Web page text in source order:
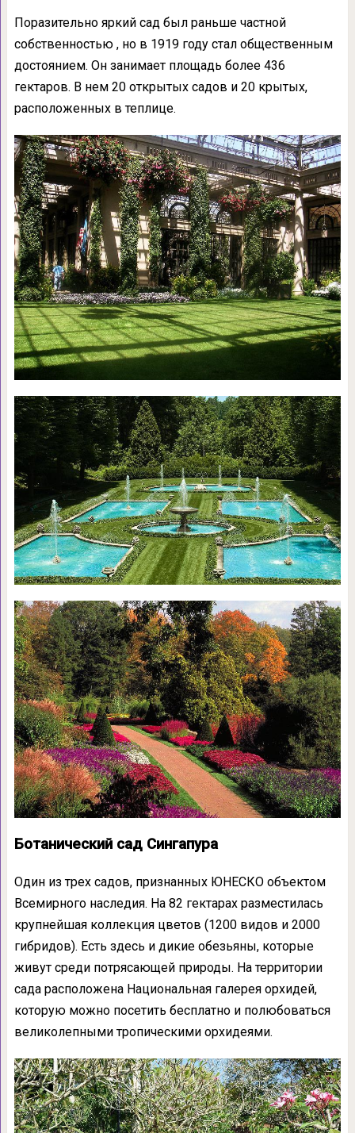
Поразительно яркий сад был раньше частной
собственностью , но в 1919 году стал общественным
достоянием. Он занимает площадь более 436
гектаров. В нем 20 открытых садов и 20 крытых,
расположенных в теплице.
Ботанический сад Сингапура
Один из трех садов, признанных ЮНЕСКО объектом
Всемирного наследия. На 82 гектарах разместилась
крупнейшая коллекция цветов (1200 видов и 2000
гибридов). Есть здесь и дикие обезьяны, которые
живут среди потрясающей природы. На территории
сада расположена Национальная галерея орхидей,
которую можно посетить бесплатно и полюбоваться
великолепными тропическими орхидеями.